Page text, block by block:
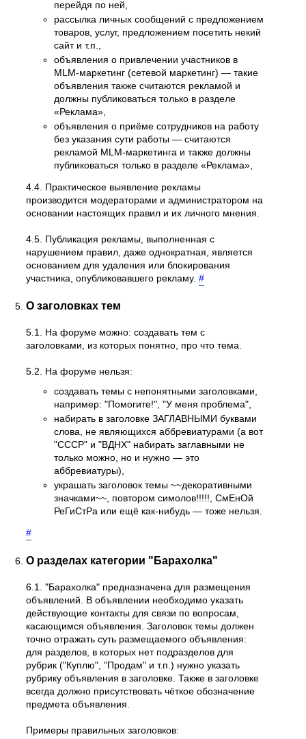
перейдя по ней,
рассылка личных сообщений с предложением
товаров, услуг, предложением посетить некий
сайт и т.п.,
объявления о привлечении участников в
MLM-маркетинг (сетевой маркетинг) — такие
объявления также считаются рекламой и
должны публиковаться только в разделе
«Реклама»,
объявления о приёме сотрудников на работу
без указания сути работы — считаются
рекламой MLM-маркетинга и также должны
публиковаться только в разделе «Реклама»,
4.4. Практическое выявление рекламы
производится модераторами и администратором на
основании настоящих правил и их личного мнения.
4.5. Публикация рекламы, выполненная с
нарушением правил, даже однократная, является
основанием для удаления или блокирования
участника, опубликовавшего рекламу.#
О заголовках тем
5.1. На форуме можно: создавать тем с
заголовками, из которых понятно, про что тема.
5.2. На форуме нельзя:
создавать темы с непонятными заголовками,
например: "Помогите!", "У меня проблема",
набирать в заголовке ЗАГЛАВНЫМИ буквами
слова, не являющихся аббревиатурами (а вот
"СССР" и "ВДНХ" набирать заглавными не
только можно, но и нужно — это
аббревиатуры),
украшать заголовок темы ~~декоративными
значками~~, повтором симолов!!!!!, СмЕнОй
РеГиСтРа или ещё как-нибудь — тоже нельзя.
#
О разделах категории "Барахолка"
6.1. "Барахолка" предназначена для размещения
объявлений. В объявлении необходимо указать
действующие контакты для связи по вопросам,
касающимся объявления. Заголовок темы должен
точно отражать суть размещаемого объявления:
для разделов, в которых нет подразделов для
рубрик ("Куплю", "Продам" и т.п.) нужно указать
рубрику объявления в заголовке. Также в заголовке
всегда должно присутствовать чёткое обозначение
предмета объявления.
Примеры правильных заголовков: